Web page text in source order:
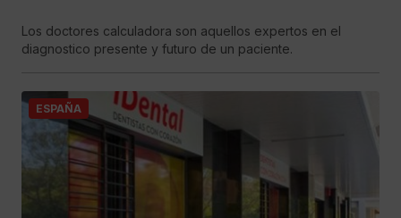
Los doctores calculadora son aquellos expertos en el
diagnostico presente y futuro de un paciente.
ESPAÑA